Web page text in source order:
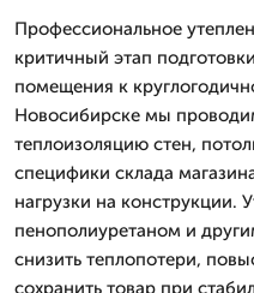
Профессиональное
критичный этап
помещения к
Новосибирске мы
теплоизоляцию стен,
специфики склада
нагрузки на конструкции.
пенополиуретаном и
снизить теплопотери,
сохранить товар при